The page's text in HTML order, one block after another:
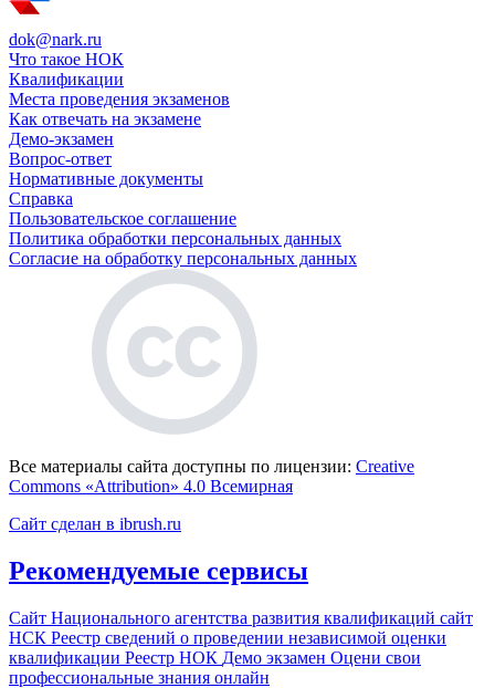
dok@nark.ru
Что такое НОК
Квалификации
Места проведения экзаменов
Как отвечать на экзамене
Демо-экзамен
Вопрос-ответ
Нормативные документы
Справка
Пользовательское соглашение
Политика обработки персональных данных
Согласие на обработку персональных данных
Все материалы сайта доступны по лицензии: Creative
Commons «Attribution» 4.0 Всемирная
Сайт сделан в ibrush.ru
Рекомендуемые сервисы
Сайт Национального агентства развития квалификаций сайт
НСК Реестр сведений о проведении независимой оценки
квалификации Реестр НОК Демо экзамен Оцени свои
профессиональные знания онлайн